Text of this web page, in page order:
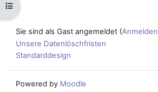
Kursindex öffnen
Sie sind als Gast angemeldet (Anmelden
Unsere Datenlöschfristen
Standarddesign
Powered by Moodle